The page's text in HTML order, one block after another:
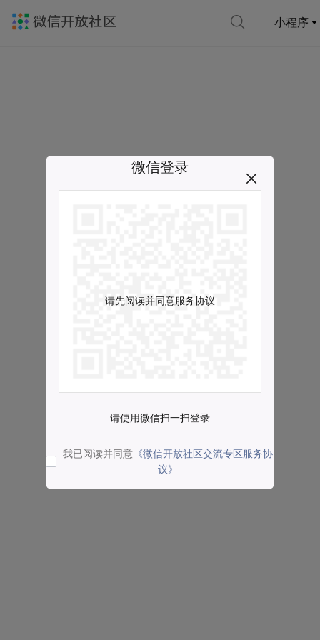
小程序
微信登录
请先阅读并同意服务协议
请使用微信扫一扫登录
我已阅读并同意 《微信开放社区交流专区服务协
议》